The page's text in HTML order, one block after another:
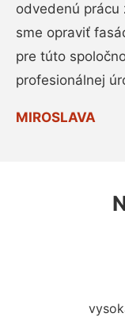
odvedenú prácu
sme opraviť
pre túto
profesionálnej
MIROSLAVA